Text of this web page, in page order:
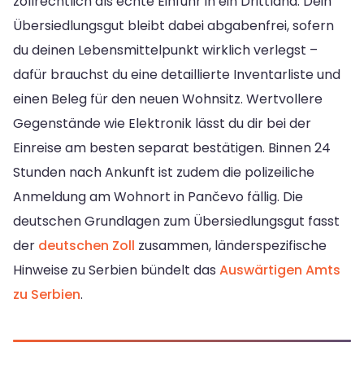
Übersiedlungsgut bleibt dabei abgabenfrei, sofern
du deinen Lebensmittelpunkt wirklich verlegst –
dafür brauchst du eine detaillierte Inventarliste und
einen Beleg für den neuen Wohnsitz. Wertvollere
Gegenstände wie Elektronik lässt du dir bei der
Einreise am besten separat bestätigen. Binnen 24
Stunden nach Ankunft ist zudem die polizeiliche
Anmeldung am Wohnort in Pančevo fällig. Die
deutschen Grundlagen zum Übersiedlungsgut fasst
der deutschen Zoll zusammen, länderspezifische
Hinweise zu Serbien bündelt das Auswärtigen Amts
zu Serbien.